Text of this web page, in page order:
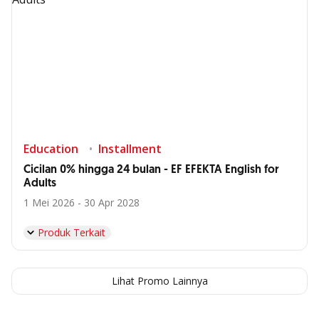
Education Installment
Cicilan 0% hingga 24 bulan - EF EFEKTA English for
Adults
1 Mei 2026 - 30 Apr 2028
Produk Terkait
Lihat Promo Lainnya